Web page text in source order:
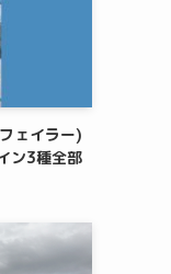
ェイラー)
ン3種全部